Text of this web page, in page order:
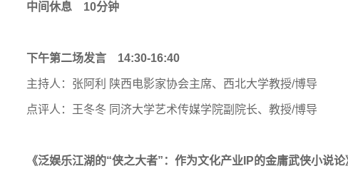
中间休息 10分钟
下午第二场发言 14:30-16:40
主持人：张阿利 陕西电影家协会主席、西北大学教授/博导
点评人：王冬冬 同济大学艺术传媒学院副院长、教授/博导
《泛娱乐江湖的“侠之大者”：作为文化产业IP的金庸武侠小说论